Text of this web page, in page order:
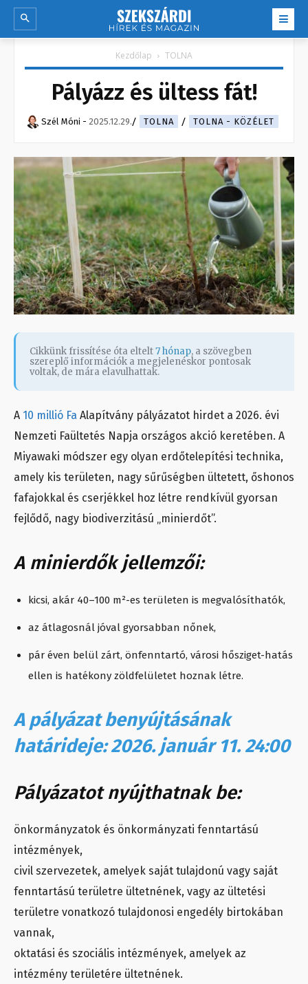
Kezdőlap TOLNA
Pályázz és ültess fát!
Szél Móni - 2025.12.29. TOLNA TOLNA - KÖZÉLET
Cikkünk frissítése óta eltelt7 hónap, a szövegben
szereplő információk a megjelenéskor pontosak
voltak, de mára elavulhattak.
A 10 millió Fa Alapítvány pályázatot hirdet a 2026. évi
Nemzeti Faültetés Napja országos akció keretében. A
Miyawaki módszer egy olyan erdőtelepítési technika,
amely kis területen, nagy sűrűségben ültetett, őshonos
fafajokkal és cserjékkel hoz létre rendkívül gyorsan
fejlődő, nagy biodiverzitású „minierdőt”.
A minierdők jellemzői:
kicsi, akár 40–100 m²-es területen is megvalósíthatók,
az átlagosnál jóval gyorsabban nőnek,
pár éven belül zárt, önfenntartó, városi hősziget-hatás
ellen is hatékony zöldfelületet hoznak létre.
A pályázat benyújtásának
határideje: 2026. január 11. 24:00
Pályázatot nyújthatnak be:
önkormányzatok és önkormányzati fenntartású
intézmények,
civil szervezetek, amelyek saját tulajdonú vagy saját
fenntartású területre ültetnének, vagy az ültetési
területre vonatkozó tulajdonosi engedély birtokában
vannak,
oktatási és szociális intézmények, amelyek az
intézmény területére ültetnének.